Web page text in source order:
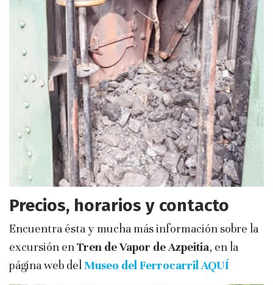
Precios, horarios y contacto
Encuentra ésta y mucha más información sobre la
excursión enTren de Vapor de Azpeitia, en la
página web del Museo del Ferrocarril AQUÍ